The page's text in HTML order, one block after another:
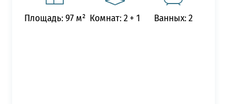
Площадь: 97 м² Комнат: 2 + 1 Ванных: 2